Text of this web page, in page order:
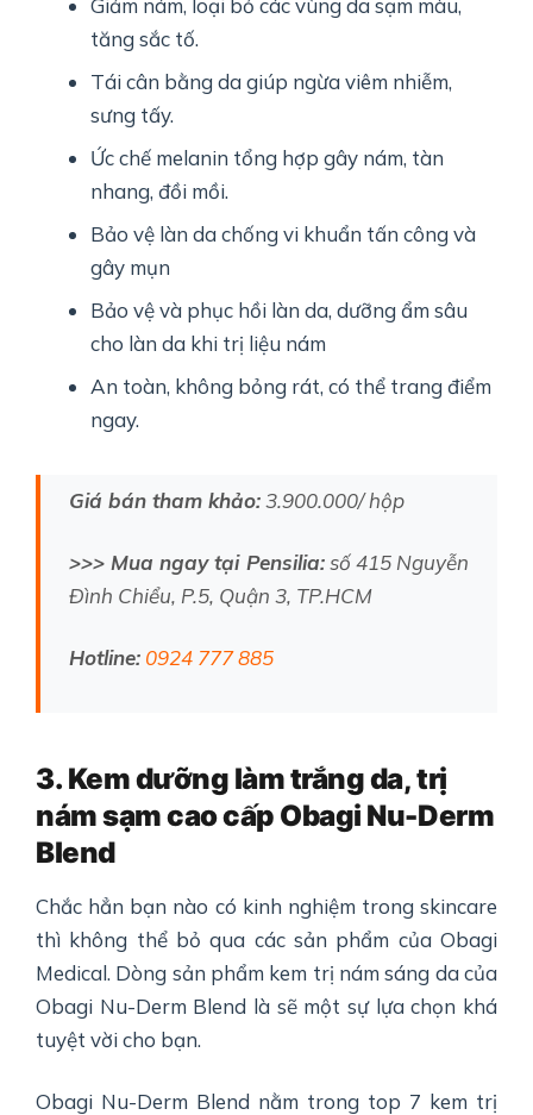
Giảm nám, loại bỏ các vùng da sạm màu,
tăng sắc tố.
Tái cân bằng da giúp ngừa viêm nhiễm,
sưng tấy.
Ức chế melanin tổng hợp gây nám, tàn
nhang, đồi mồi.
Bảo vệ làn da chống vi khuẩn tấn công và
gây mụn
Bảo vệ và phục hồi làn da, dưỡng ẩm sâu
cho làn da khi trị liệu nám
An toàn, không bỏng rát, có thể trang điểm
ngay.
Giá bán tham khảo:3.900.000/ hộp
>>> Mua ngay tại Pensilia:số 415 Nguyễn
Đình Chiểu, P.5, Quận 3, TP.HCM
Hotline: 0924 777 885
3. Kem dưỡng làm trắng da, trị
nám sạm cao cấp Obagi Nu-Derm
Blend
Chắc hẳn bạn nào có kinh nghiệm trong skincare
thì không thể bỏ qua các sản phẩm của Obagi
Medical. Dòng sản phẩm kem trị nám sáng da của
Obagi Nu-Derm Blend là sẽ một sự lựa chọn khá
tuyệt vời cho bạn.
Obagi Nu-Derm Blend nằm trong top 7 kem trị